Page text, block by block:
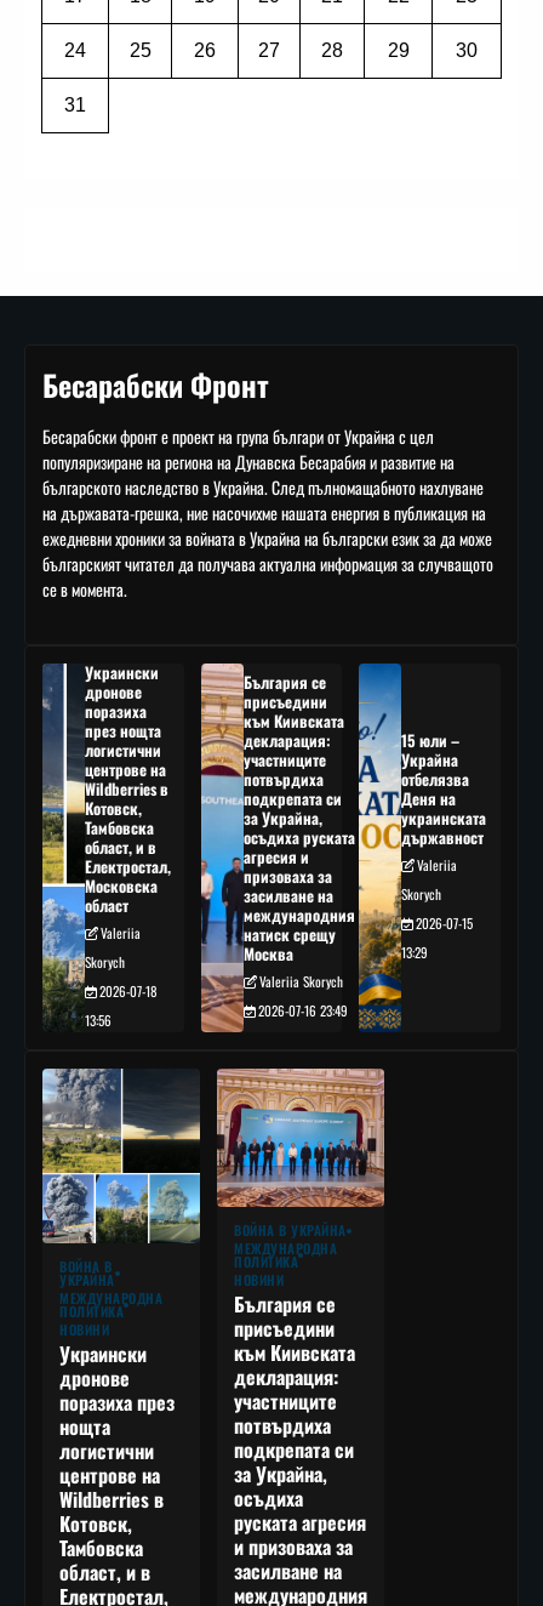
24 25 26 27 28 29 30
31
Бесарабски Фронт
Бесарабски фронт е проект на група българи от Украйна с цел
популяризиране на региона на Дунавска Бесарабия и развитие на
българското наследство в Украйна. След пълномащабното нахлуване
на държавата-грешка, ние насочихме нашата енергия в публикация на
ежедневни хроники за войната в Украйна на български език за да може
българският читател да получава актуална информация за случващото
се в момента.
Украински
дронове
поразиха
през нощта
логистични
центрове на
Wildberries в
Котовск,
Тамбовска
област, и в
Електростал,
Московска
област
Valeriia
Skorych
2026-07-18
13:56
България се
присъедини
към Киивската
декларация:
участниците
потвърдиха
подкрепата си
за Украйна,
осъдиха руската
агресия и
призоваха за
засилване на
международния
натиск срещу
Москва
Valeriia Skorych
2026-07-16 23:49
15 юли –
Украйна
отбелязва
Деня на
украинската
държавност
Valeriia
Skorych
2026-07-15
13:29
ВОЙНА В
УКРАЙНА
МЕЖДУНАРОДНА
ПОЛИТИКА
НОВИНИ
Украински
дронове
поразиха през
нощта
логистични
центрове на
Wildberries в
Котовск,
Тамбовска
област, и в
Електростал,
ВОЙНА В УКРАЙНА
МЕЖДУНАРОДНА
ПОЛИТИКА
НОВИНИ
България се
присъедини
към Киивската
декларация:
участниците
потвърдиха
подкрепата си
за Украйна,
осъдиха
руската агресия
и призоваха за
засилване на
международния